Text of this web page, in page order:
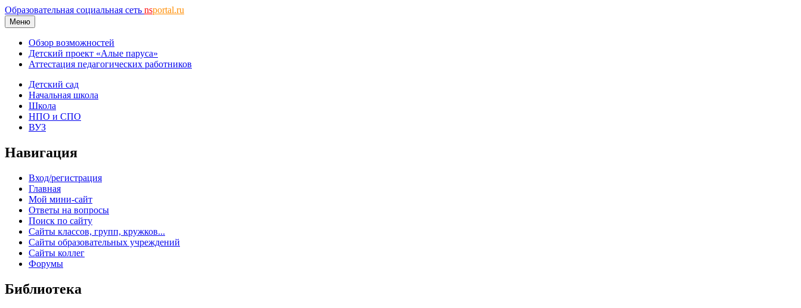
Образовательная социальная сеть nsportal.ru
Меню
Обзор возможностей
Детский проект «Алые паруса»
Аттестация педагогических работников
Детский сад
Начальная школа
Школа
НПО и СПО
ВУЗ
Навигация
Вход/регистрация
Главная
Мой мини-сайт
Ответы на вопросы
Поиск по сайту
Сайты классов, групп, кружков...
Сайты образовательных учреждений
Сайты коллег
Форумы
Библиотека